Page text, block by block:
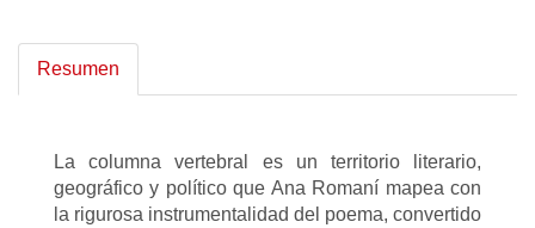
Resumen
La columna vertebral es un territorio literario,
geográfico y político que Ana Romaní mapea con
la rigurosa instrumentalidad del poema, convertido